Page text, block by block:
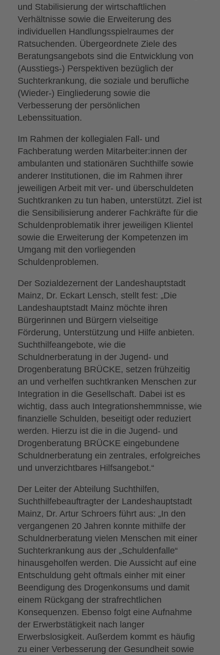
und Stabilisierung der wirtschaftlichen
Verhältnisse sowie die Erweiterung des
individuellen Handlungsspielraumes der
Ratsuchenden. Übergeordnete Ziele des
Beratungsangebots sind die Entwicklung von
(Ausstiegs-) Perspektiven bezüglich der
Suchterkrankung, die soziale und berufliche
(Wieder-) Eingliederung sowie die
Verbesserung der persönlichen
Lebenssituation.
Im Rahmen der kollegialen Fall- und
Fachberatung werden Mitarbeiter:innen der
ambulanten und stationären Suchthilfe sowie
anderer Institutionen, die im Rahmen ihrer
jeweiligen Arbeit mit ver- und überschuldeten
Suchtkranken zu tun haben, unterstützt. Ziel ist
die Sensibilisierung anderer Fachkräfte für die
Schuldenproblematik ihrer jeweiligen Klientel
sowie die Erweiterung der Kompetenzen im
Umgang mit den vorliegenden
Schuldenproblemen.
Der Sozialdezernent der Landeshauptstadt
Mainz, Dr. Eckart Lensch, stellt fest: „Die
Landeshauptstadt Mainz möchte ihren
Bürgerinnen und Bürgern vielseitige
Förderung, Unterstützung und Hilfe anbieten.
Suchthilfeangebote, wie die
Schuldnerberatung in der Jugend- und
Drogenberatung BRÜCKE, setzen frühzeitig
an und verhelfen suchtkranken Menschen zur
Integration in die Gesellschaft. Dabei ist es
wichtig, dass auch Integrationshemmnisse, wie
finanzielle Schulden, beseitigt oder reduziert
werden. Hierzu ist die in die Jugend- und
Drogenberatung BRÜCKE eingebundene
Schuldnerberatung ein zentrales, erfolgreiches
und unverzichtbares Hilfsangebot.“
Der Leiter der Abteilung Suchthilfen,
Suchthilfebeauftragter der Landeshauptstadt
Mainz, Dr. Artur Schroers führt aus: „In den
vergangenen 20 Jahren konnte mithilfe der
Schuldnerberatung vielen Menschen mit einer
Suchterkrankung aus der „Schuldenfalle“
hinausgeholfen werden. Die Aussicht auf eine
Entschuldung geht oftmals einher mit einer
Beendigung des Drogenkonsums und damit
einem Rückgang der strafrechtlichen
Konsequenzen. Ebenso folgt eine Aufnahme
der Erwerbstätigkeit nach langer
Erwerbslosigkeit. Außerdem kommt es häufig
zu einer Verbesserung der Gesundheit sowie